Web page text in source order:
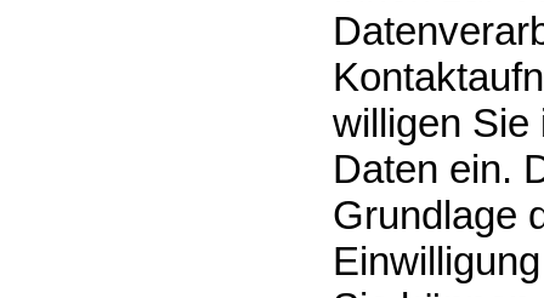
willigen Sie
Daten ein.
Grundlage